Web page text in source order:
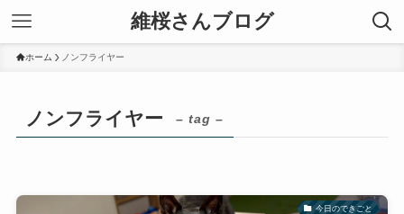
維桜さんブログ
ホーム ノンフライヤー
ノンフライヤー – tag –
今日のできごと